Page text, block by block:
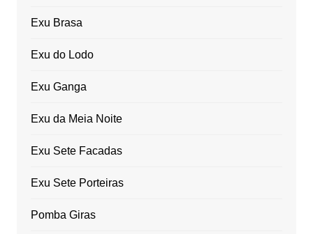
Exu Brasa
Exu do Lodo
Exu Ganga
Exu da Meia Noite
Exu Sete Facadas
Exu Sete Porteiras
Pomba Giras